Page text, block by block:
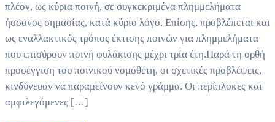
πλέον, ως κύρια ποινή, σε συγκεκριμένα πλημμελήματα
ήσσονος σημασίας, κατά κύριο λόγο. Επίσης, προβλέπεται και
ως εναλλακτικός τρόπος έκτισης ποινών για πλημμελήματα
που επισύρουν ποινή φυλάκισης μέχρι τρία έτη.Παρά τη ορθή
προσέγγιση του ποινικού νομοθέτη, οι σχετικές προβλέψεις,
κινδύνευαν να παραμείνουν κενό γράμμα. Οι περίπλοκες και
αμφιλεγόμενες […]